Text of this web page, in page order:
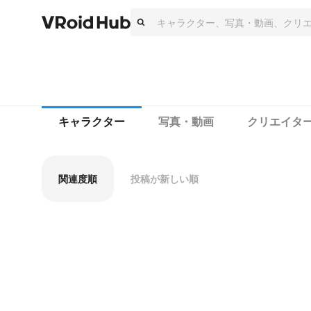
キャラクター 写真・動画 クリエイタ
関連度順 投稿が新しい順